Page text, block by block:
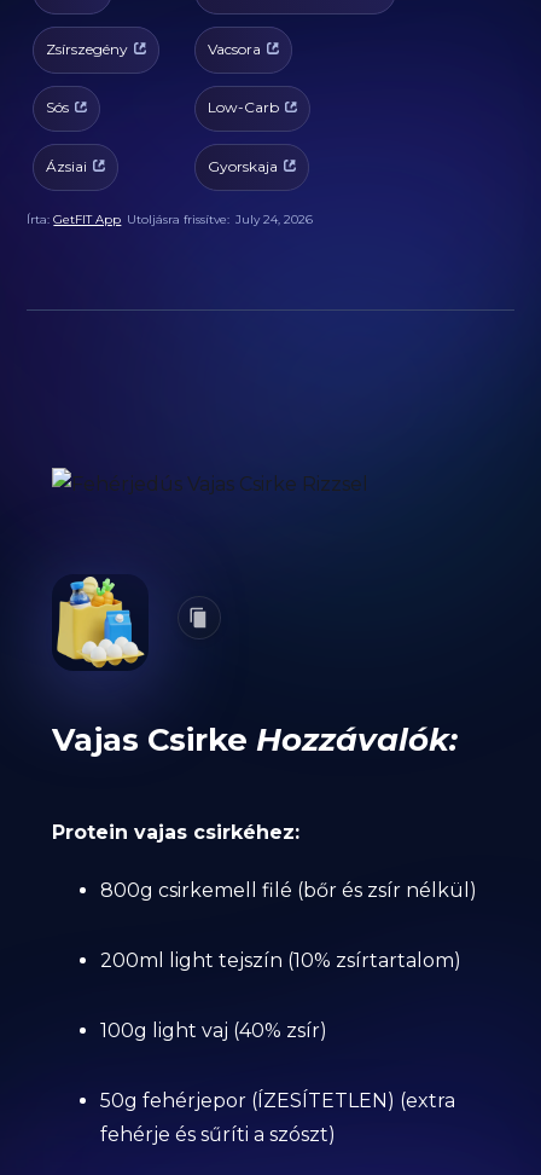
Zsírszegény Vacsora
Sós Low-Carb
Ázsiai Gyorskaja
Írta:GetFIT App Utoljásra frissítve: July 24, 2026
Vajas Csirke Hozzávalók:
Protein vajas csirkéhez:
800g csirkemell filé (bőr és zsír nélkül)
200ml light tejszín (10% zsírtartalom)
100g light vaj (40% zsír)
50g fehérjepor (ÍZESÍTETLEN) (extra
fehérje és sűríti a szószt)